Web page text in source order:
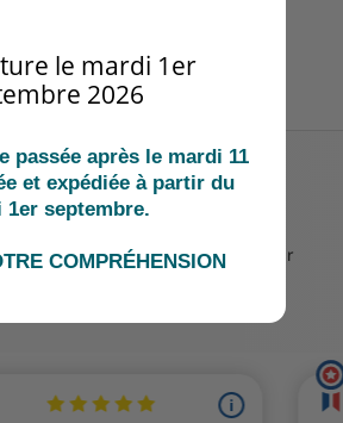
Payez en ligne et venez retirer
le mardi 1er
2026
passée après le mardi 11
et expédiée à partir du
1er septembre.
COMPRÉHENSION